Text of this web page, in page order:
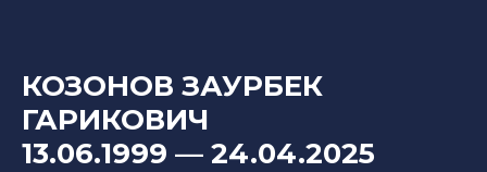
КОЗОНОВ ЗАУРБЕК
ГАРИКОВИЧ
13.06.1999 — 24.04.2025